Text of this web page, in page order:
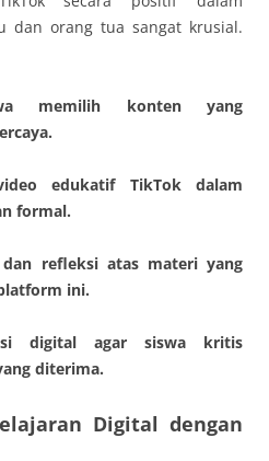
dan orang tua sangat krusial.
memilih konten yang
edukatif TikTok dalam
formal.
refleksi atas materi yang
ini.
digital agar siswa kritis
diterima.
Digital dengan